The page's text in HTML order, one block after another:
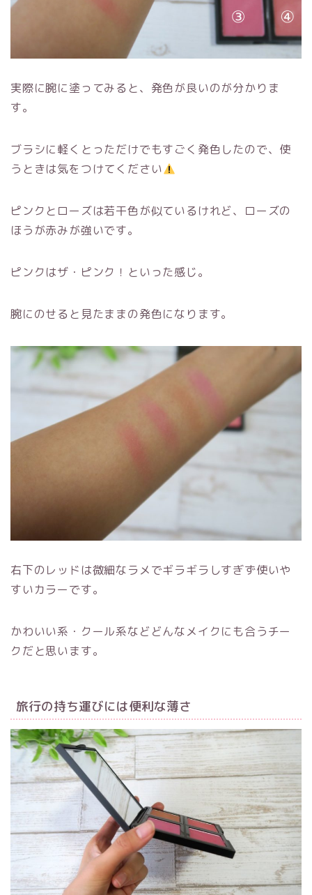
実際に腕に塗ってみると、発色が良いのが分かりま
す。
ブラシに軽くとっただけでもすごく発色したので、使
うときは気をつけてください
ピンクとローズは若干色が似ているけれど、ローズの
ほうが赤みが強いです。
ピンクはザ・ピンク！といった感じ。
腕にのせると見たままの発色になります。
右下のレッドは微細なラメでギラギラしすぎず使いや
すいカラーです。
かわいい系・クール系などどんなメイクにも合うチー
クだと思います。
旅行の持ち運びには便利な薄さ